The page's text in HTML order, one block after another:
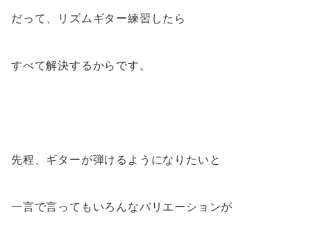
だって、リズムギター練習したら
すべて解決するからです。
先程、ギターが弾けるようになりたいと
一言で言ってもいろんなバリエーションが